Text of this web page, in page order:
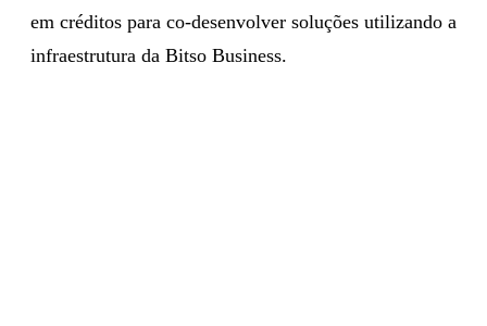
em créditos para co-desenvolver soluções utilizando a
infraestrutura da Bitso Business.